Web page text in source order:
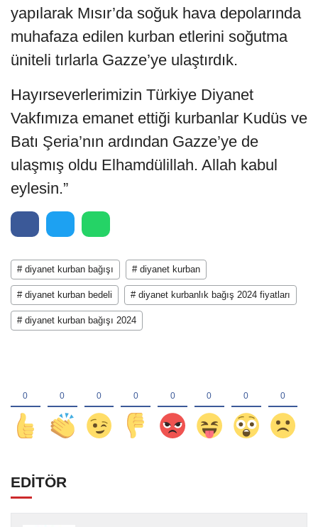
yapılarak Mısır’da soğuk hava depolarında
muhafaza edilen kurban etlerini soğutma
üniteli tırlarla Gazze’ye ulaştırdık.
Hayırseverlerimizin Türkiye Diyanet
Vakfımıza emanet ettiği kurbanlar Kudüs ve
Batı Şeria’nın ardından Gazze’ye de
ulaşmış oldu Elhamdülillah. Allah kabul
eylesin.”
# diyanet kurban bağışı # diyanet kurban
# diyanet kurban bedeli # diyanet kurbanlık bağış 2024 fiyatları
# diyanet kurban bağışı 2024
EDİTÖR